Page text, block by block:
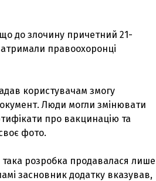
до злочину причетний 21-
правоохоронці
користувачам змогу
Люди могли змінювати
про вакцинацію та
фото.
розробка продавалася лише
засновник додатку вказував,